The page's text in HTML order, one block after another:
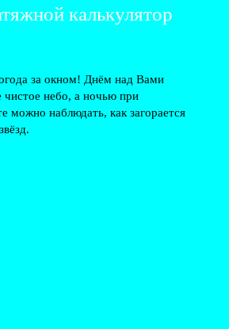
калькулятор
за окном! Днём над Вами
чистое небо, а ночью при
можно наблюдать, как загорается